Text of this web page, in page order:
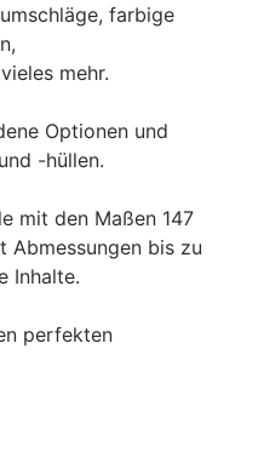
farbige
mehr.
Optionen und
-hüllen.
mit den Maßen 147
Abmessungen bis zu
Inhalte.
perfekten